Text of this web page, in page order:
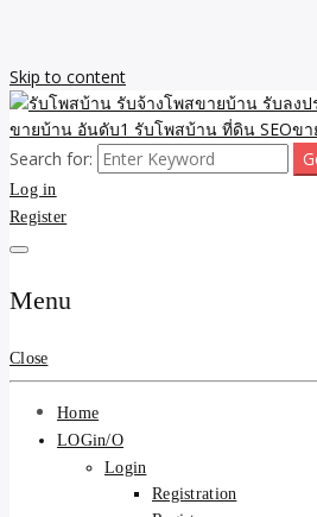
Skip to content
รับโพสบ้าน รับจ้
บ้าน รับลงประก
รับลงเว็บขายบ้
รับโพสบ้าน ที่ดิน
บ้าน
รับจ้างโพสขายบ้าน รับลงเว็บขายบ้าน รับ
บ้าน โพสบ้าน ขายที่ดิน SEO อสังหา ราคา
Search for:
Log in
Register
Menu
Close
Home
LOGin/O
Login
Registration